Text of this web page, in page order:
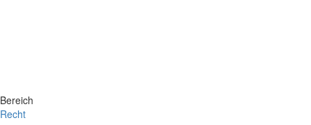
Bereich
Recht